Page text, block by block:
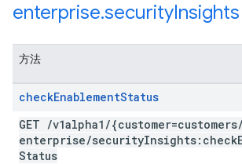
enterprise.securityInsights
方法
checkEnablementStatus
GET /v1alpha1 /{customer=customers/
enterprise/securityInsights:check
Status